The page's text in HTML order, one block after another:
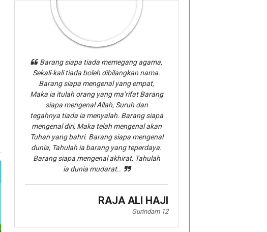
Barang siapa tiada memegang agama,
Sekali-kali tiada boleh dibilangkan nama.
Barang siapa mengenal yang empat,
Maka ia itulah orang yang ma’rifat Barang
siapa mengenal Allah, Suruh dan
tegahnya tiada ia menyalah. Barang siapa
mengenal diri, Maka telah mengenal akan
Tuhan yang bahri. Barang siapa mengenal
dunia, Tahulah ia barang yang teperdaya.
Barang siapa mengenal akhirat, Tahulah
ia dunia mudarat..
RAJA ALI HAJI
Gurindam 12